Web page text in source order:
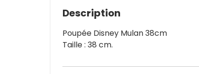
Description
Poupée Disney Mulan 38cm
Taille : 38 cm.